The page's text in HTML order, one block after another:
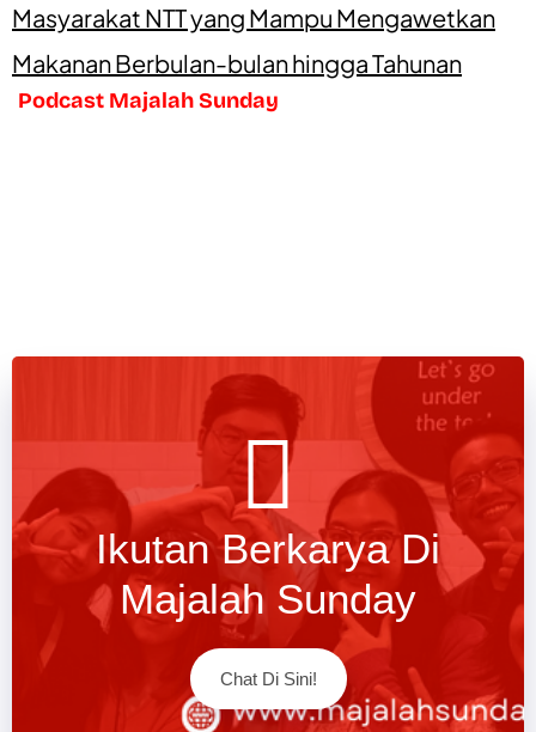
Masyarakat NTT yang Mampu Mengawetkan
Makanan Berbulan-bulan hingga Tahunan
Podcast Majalah Sunday
Ikutan Berkarya Di
Majalah Sunday
Chat Di Sini!